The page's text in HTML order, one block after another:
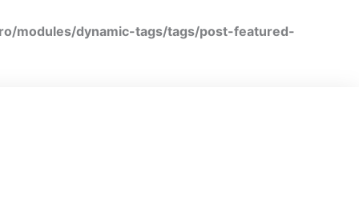
modules/dynamic-tags/tags/post-featured-